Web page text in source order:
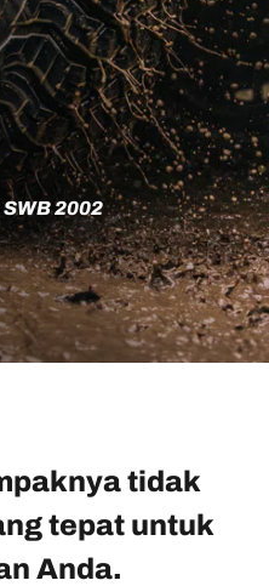
2002
tidak
tepat untuk
Anda.